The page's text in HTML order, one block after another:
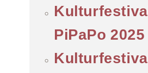
Kulturfestival
PiPaPo 2025
Kulturfestival